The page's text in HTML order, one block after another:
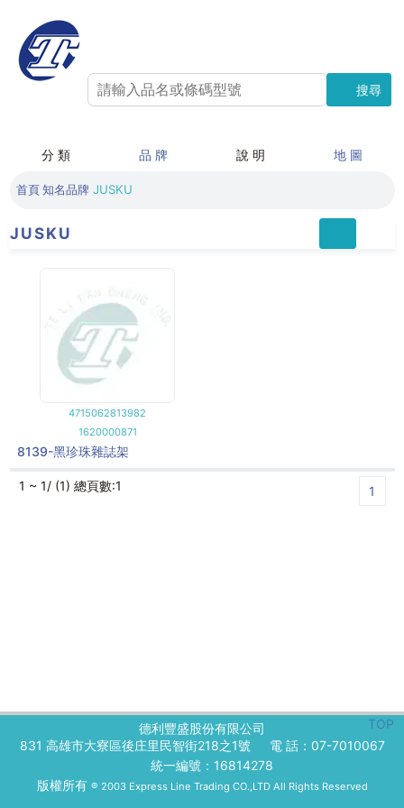
搜尋
搜尋
分 類 品 牌 說 明 地 圖
首頁 知名品牌 JUSKU
JUSKU
4715062813982
1620000871
8139-黑珍珠雜誌架
1 ~ 1/ (1) 總頁數:1 1
TOP
德利豐盛股份有限公司
831 高雄市大寮區後庄里民智街218之1號
電 話：07-7010067
統一編號：16814278
版權所有 ® 2003 Express Line Trading CO.,LTD All Rights Reserved